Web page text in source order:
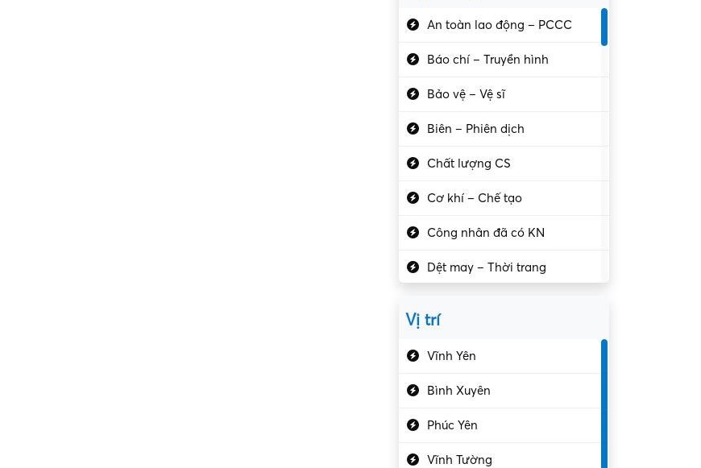
An toàn lao động – PCCC
Báo chí – Truyền hình
Bảo vệ – Vệ sĩ
Biên – Phiên dịch
Chất lượng CS
Cơ khí – Chế tạo
Công nhân đã có KN
Dệt may – Thời trang
Vị trí
Vĩnh Yên
Bình Xuyên
Phúc Yên
Vĩnh Tường